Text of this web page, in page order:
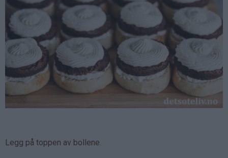
Legg på toppen av bollene.